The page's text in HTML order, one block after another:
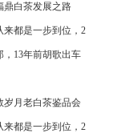
鼎白茶发展之路
来都是一步到位，2
，13年前胡歌出车
岁月老白茶鉴品会
来都是一步到位，2